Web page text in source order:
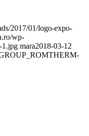
2017/01/logo-expo-
wp-
1.jpg mara2018-03-12